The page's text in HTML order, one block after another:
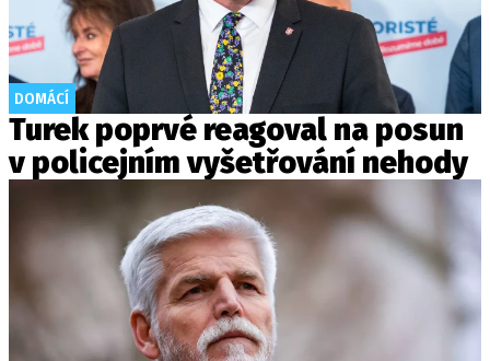
DOMÁCÍ
Turek poprvé reagoval na posun
v policejním vyšetřování nehody